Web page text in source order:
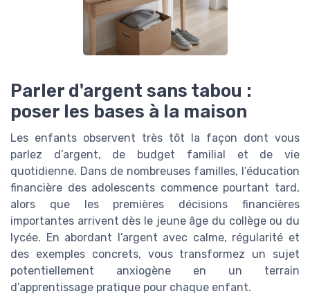
Parler d'argent sans tabou :
poser les bases à la maison
Les enfants observent très tôt la façon dont vous
parlez d’argent, de budget familial et de vie
quotidienne. Dans de nombreuses familles, l’éducation
financière des adolescents commence pourtant tard,
alors que les premières décisions financières
importantes arrivent dès le jeune âge du collège ou du
lycée. En abordant l’argent avec calme, régularité et
des exemples concrets, vous transformez un sujet
potentiellement anxiogène en un terrain
d’apprentissage pratique pour chaque enfant.